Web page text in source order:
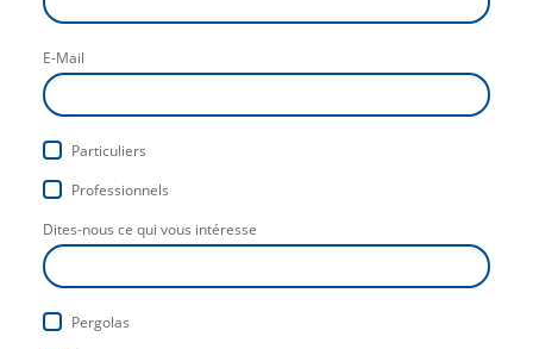
E-Mail
Particuliers
Professionnels
Dites-nous ce qui vous intéresse
Pergolas